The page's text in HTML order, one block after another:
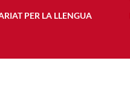
PER LA LLENGUA